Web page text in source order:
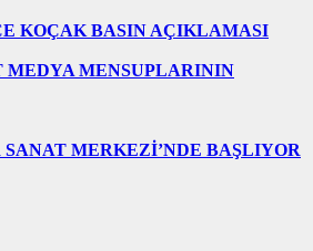
KOÇAK BASIN AÇIKLAMASI
MENSUPLARININ
MERKEZİ’NDE BAŞLIYOR